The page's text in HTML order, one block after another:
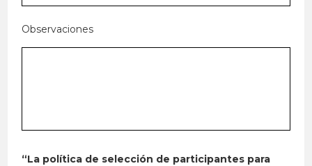
Observaciones
“La política de selección de participantes para